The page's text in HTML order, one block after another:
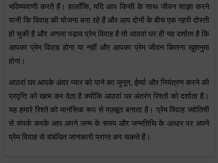
भविष्यवाणी करते हैं। हालाँकि, यदि आप किसी के साथ जीवन साझा करने
यानी कि विवाह की योजना बना रहे हैं और आप दोनों के बीच एक गहरी दोस्ती
हो चुकी है और अगला पड़ाव प्रेम विवाह है तो आठवां घर ही यह दर्शाता है कि
आपका प्रेम विवाह होगा या नहीं और आपका प्रेम जीवन कितना खुशनुमा
होगा।
आठवां घर आपके अंदर प्यार को पाने का जुनून, ईर्ष्या और नियंत्रण करने की
प्रवृत्ति को खत्म कर देता है क्योंकि आठवां घर अंतरंग रिश्तों को दर्शाता है।
यह हमारे रिश्ते को मानसिक रूप से मज़बूत बनाता है। प्रेम विवाह ज्योतिषी
से संपर्क करके आप अपने जन्म के समय और जन्मतिथि के आधार पर अपने
प्रेम विवाह से संबंधित जानकारी प्राप्त कर सकते हैं।